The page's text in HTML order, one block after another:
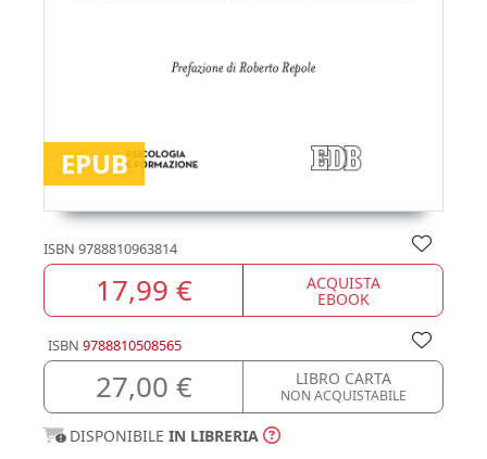
EPUB
ISBN 9788810963814
17,99 € ACQUISTA
EBOOK
ISBN 9788810508565
27,00 € LIBRO CARTA
NON ACQUISTABILE
DISPONIBILE IN LIBRERIA